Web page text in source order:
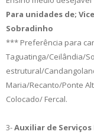
Para unidades de;
Sobradinho
*** Preferência para
Taguatinga/Ceilândia/
estrutural/
Maria/Recanto/Ponte
Colocado/ Fercal.
3-Auxiliar de Serviços